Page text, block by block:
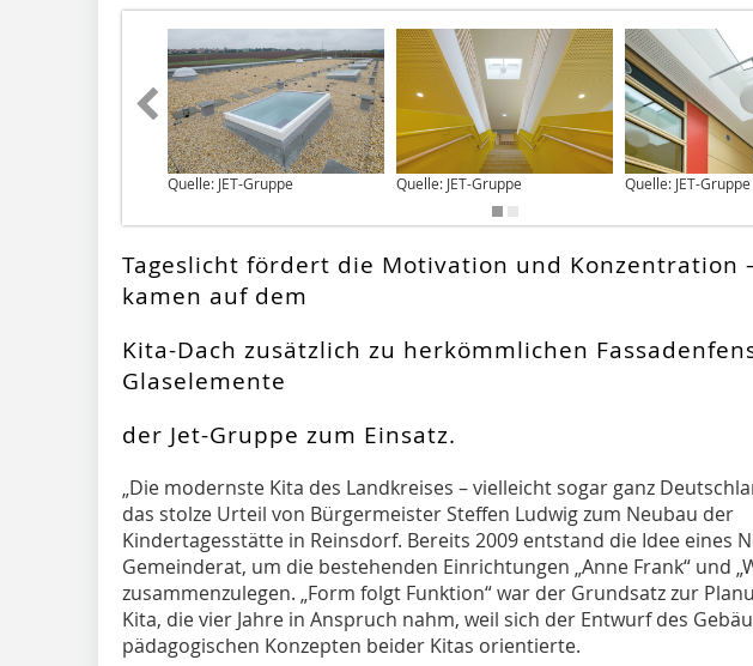
Quelle: JET-Gruppe Quelle: JET-Gruppe Quelle: JET-Gruppe
Tageslicht fördert die Motivation und Konzentration
kamen auf dem
Kita-Dach zusätzlich zu herkömmlichen
Glaselemente
der Jet-Gruppe zum Einsatz.
„Die modernste Kita des Landkreises – vielleicht sogar ganz
das stolze Urteil von Bürgermeister Steffen Ludwig zum Neubau der
Kindertagesstätte in Reinsdorf. Bereits 2009 entstand die Idee eines
Gemeinderat, um die bestehenden Einrichtungen „Anne Frank“ und
zusammenzulegen. „Form folgt Funktion“ war der Grundsatz zur
Kita, die vier Jahre in Anspruch nahm, weil sich der Entwurf des
pädagogischen Konzepten beider Kitas orientierte.